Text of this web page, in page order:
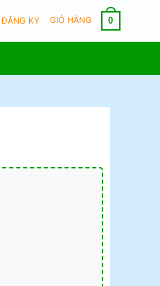
KÝ GIỎ HÀNG 0